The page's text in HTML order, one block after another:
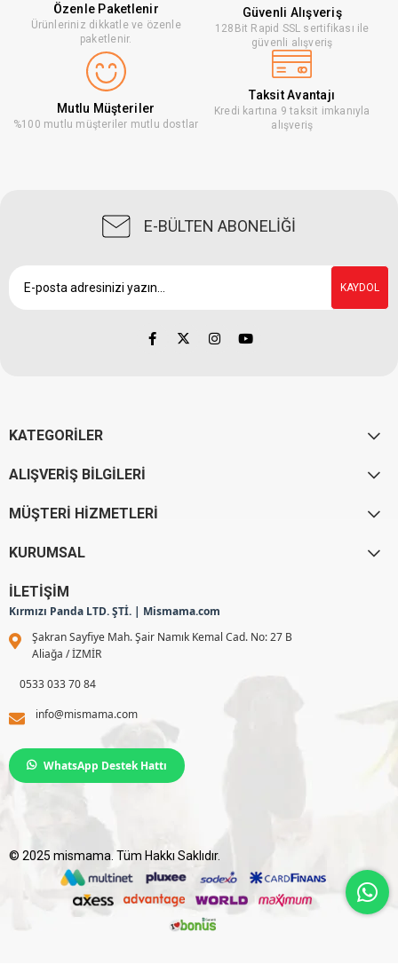
Özenle Paketlenir
Ürünleriniz dikkatle ve özenle
paketlenir.
Güvenli Alışveriş
128Bit Rapid SSL sertifikası ile
güvenli alışveriş
Mutlu Müşteriler
%100 mutlu müşteriler mutlu dostlar
Taksit Avantajı
Kredi kartına 9 taksit imkanıyla
alışveriş
E-BÜLTEN ABONELİĞİ
KAYDOL
KATEGORİLER
ALIŞVERİŞ BİLGİLERİ
MÜŞTERİ HİZMETLERİ
KURUMSAL
İLETİŞİM
Kırmızı Panda LTD. ŞTİ. | Mismama.com
Şakran Sayfiye Mah. Şair Namık Kemal Cad. No: 27 B
Aliağa / İZMİR
0533 033 70 84
info@mismama.com
WhatsApp Destek Hattı
© 2025 mismama. Tüm Hakkı Saklıdır.